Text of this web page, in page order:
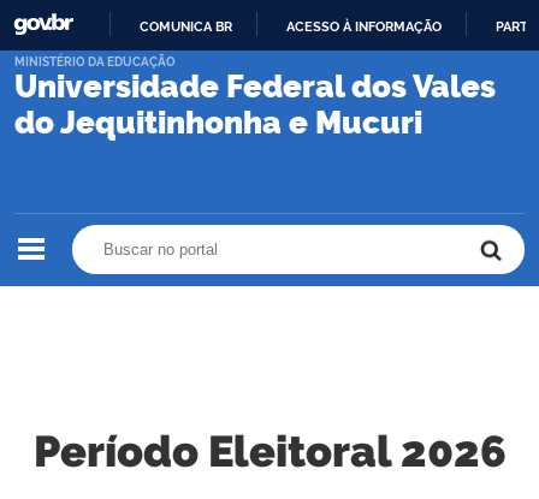
PARA
CONTEÚDO
COMUNICA BR ACESSO À INFORMAÇÃO
Universidade Federal dos Vales
do Jequitinhonha e Mucuri
MINISTÉRIO DA EDUCAÇÃO
Período Eleitoral 2026